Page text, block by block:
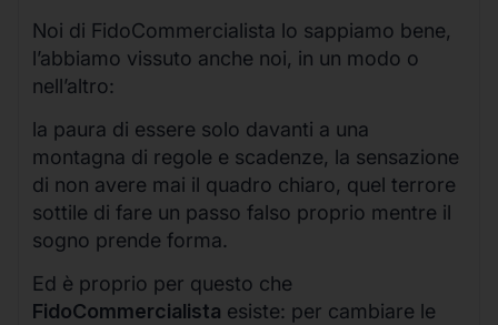
Noi di FidoCommercialista lo sappiamo bene,
l’abbiamo vissuto anche noi, in un modo o
nell’altro:
la paura di essere solo davanti a una
montagna di regole e scadenze, la sensazione
di non avere mai il quadro chiaro, quel terrore
sottile di fare un passo falso proprio mentre il
sogno prende forma.
Ed è proprio per questo che
FidoCommercialista esiste: per cambiare le